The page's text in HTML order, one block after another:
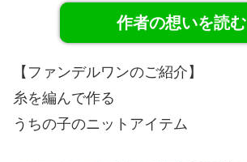
作者の想いを読む
【ファンデルワンのご紹介】
糸を編んで作る
うちの子のニットアイテム